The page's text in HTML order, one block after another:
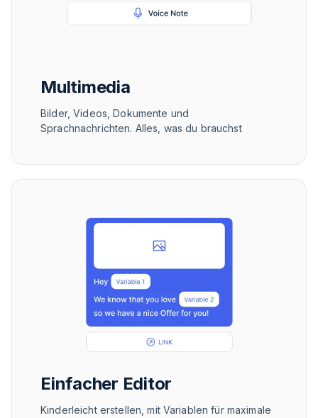
Multimedia
Bilder, Videos, Dokumente und
Sprachnachrichten. Alles, was du brauchst
Einfacher Editor
Kinderleicht erstellen, mit Variablen für maximale